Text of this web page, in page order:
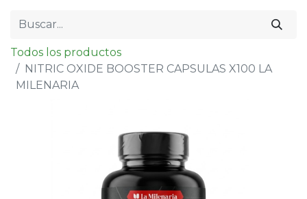
Todos los productos
NITRIC OXIDE BOOSTER CAPSULAS X100 LA
MILENARIA